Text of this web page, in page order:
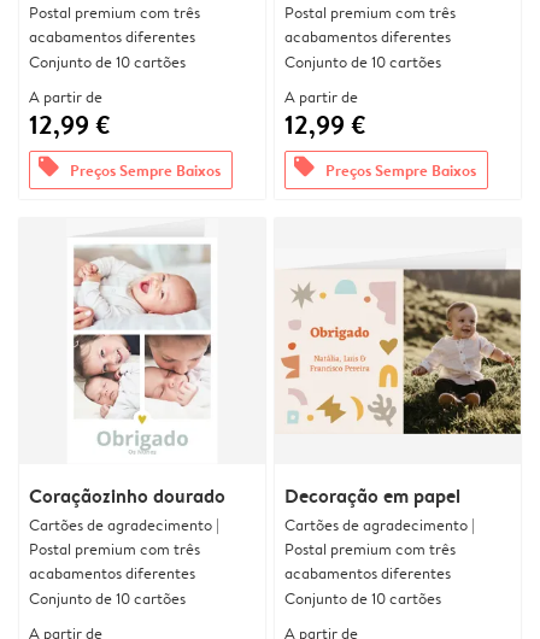
Postal premium com três
acabamentos diferentes
Conjunto de 10 cartões
A partir de
12,99 €
offers Preços Sempre Baixos
Postal premium com três
acabamentos diferentes
Conjunto de 10 cartões
A partir de
12,99 €
offers Preços Sempre Baixos
Coraçãozinho dourado
Cartões de agradecimento |
Postal premium com três
acabamentos diferentes
Conjunto de 10 cartões
A partir de
Decoração em papel
Cartões de agradecimento |
Postal premium com três
acabamentos diferentes
Conjunto de 10 cartões
A partir de